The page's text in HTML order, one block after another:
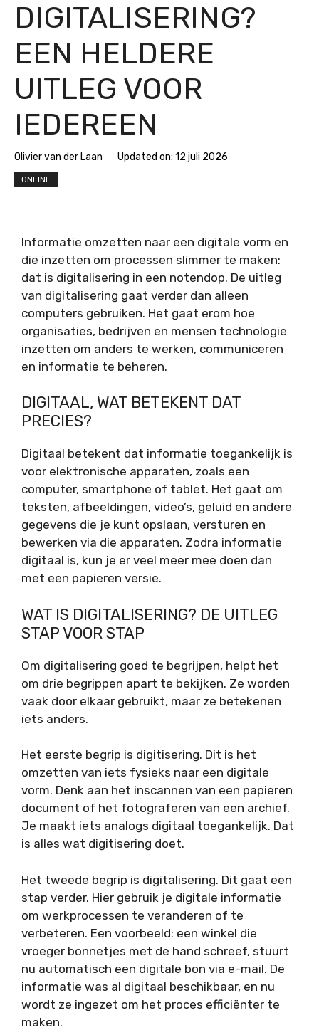
DIGITALISERING?
EEN HELDERE
UITLEG VOOR
IEDEREEN
Olivier van der Laan Updated on: 12 juli 2026
ONLINE
Informatie omzetten naar een digitale vorm en
die inzetten om processen slimmer te maken:
dat is digitalisering in een notendop. De uitleg
van digitalisering gaat verder dan alleen
computers gebruiken. Het gaat erom hoe
organisaties, bedrijven en mensen technologie
inzetten om anders te werken, communiceren
en informatie te beheren.
DIGITAAL, WAT BETEKENT DAT
PRECIES?
Digitaal betekent dat informatie toegankelijk is
voor elektronische apparaten, zoals een
computer, smartphone of tablet. Het gaat om
teksten, afbeeldingen, video’s, geluid en andere
gegevens die je kunt opslaan, versturen en
bewerken via die apparaten. Zodra informatie
digitaal is, kun je er veel meer mee doen dan
met een papieren versie.
WAT IS DIGITALISERING? DE UITLEG
STAP VOOR STAP
Om digitalisering goed te begrijpen, helpt het
om drie begrippen apart te bekijken. Ze worden
vaak door elkaar gebruikt, maar ze betekenen
iets anders.
Het eerste begrip is digitisering. Dit is het
omzetten van iets fysieks naar een digitale
vorm. Denk aan het inscannen van een papieren
document of het fotograferen van een archief.
Je maakt iets analogs digitaal toegankelijk. Dat
is alles wat digitisering doet.
Het tweede begrip is digitalisering. Dit gaat een
stap verder. Hier gebruik je digitale informatie
om werkprocessen te veranderen of te
verbeteren. Een voorbeeld: een winkel die
vroeger bonnetjes met de hand schreef, stuurt
nu automatisch een digitale bon via e-mail. De
informatie was al digitaal beschikbaar, en nu
wordt ze ingezet om het proces efficiënter te
maken.